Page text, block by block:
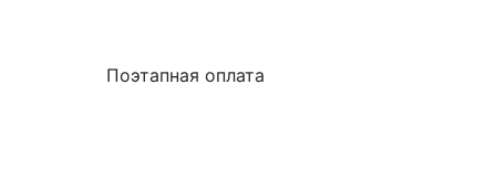
Поэтапная оплата